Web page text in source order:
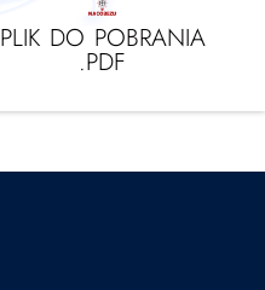
PLIK DO POBRANIA
.PDF